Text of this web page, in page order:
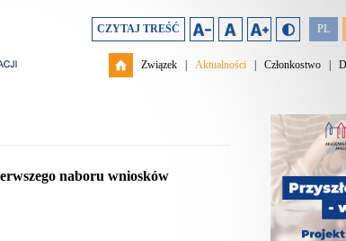
PL
CZYTAJ TREŚĆ
Związek Aktualności Członkostwo
naboru wniosków